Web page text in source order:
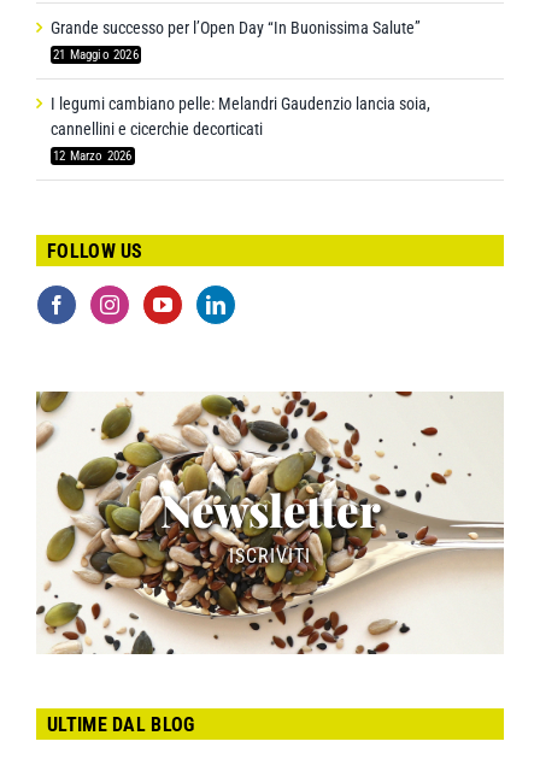
Grande successo per l’Open Day “In Buonissima Salute”
21 Maggio 2026
I legumi cambiano pelle: Melandri Gaudenzio lancia soia,
cannellini e cicerchie decorticati
12 Marzo 2026
FOLLOW US
Newsletter
ISCRIVITI
ULTIME DAL BLOG